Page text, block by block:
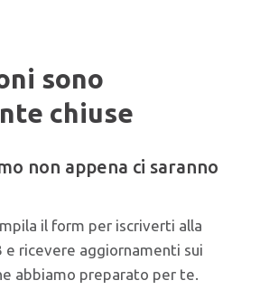
sono
chiuse
non appena ci saranno
il form per iscriverti alla
e ricevere aggiornamenti sui
abbiamo preparato per te.